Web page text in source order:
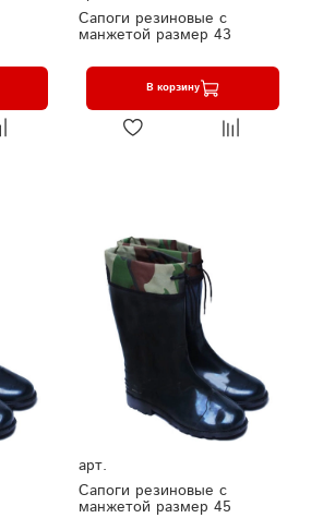
Сапоги резиновые с
манжетой размер 43
В корзину
арт.
Сапоги резиновые с
манжетой размер 45